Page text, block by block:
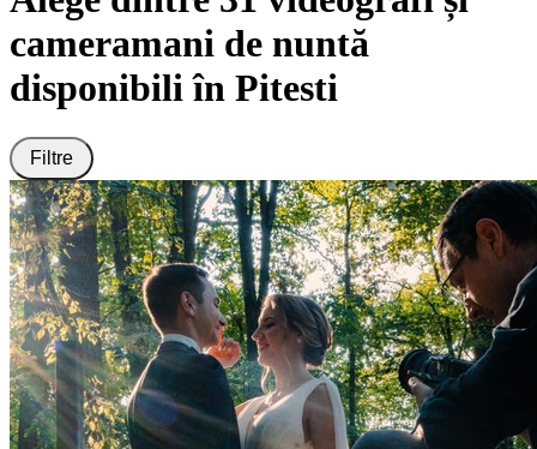
cameramani de nuntă
disponibili în Pitesti
Filtre